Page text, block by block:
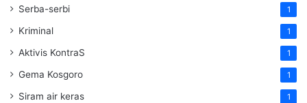
Serba-serbi 1
Kriminal 1
Aktivis KontraS 1
Gema Kosgoro 1
Siram air keras 1